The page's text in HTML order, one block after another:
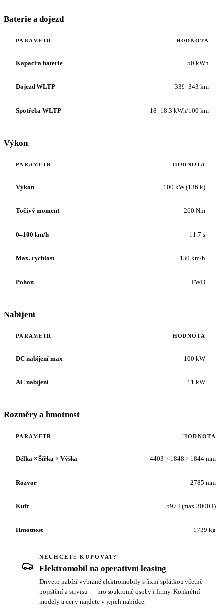
Baterie a dojezd
PARAMETR HODNOTA
Kapacita baterie 50 kWh
Dojezd WLTP 339–343 km
Spotřeba WLTP 18–18.3 kWh/100 km
Výkon
PARAMETR HODNOTA
Výkon 100 kW (136 k)
Točivý moment 260 Nm
0–100 km/h 11.7 s
Max. rychlost 130 km/h
Pohon FWD
Nabíjení
PARAMETR HODNOTA
DC nabíjení max 100 kW
AC nabíjení 11 kW
Rozměry a hmotnost
PARAMETR HODNOTA
Délka × Šířka × Výška 4403 × 1848 × 1844 mm
Rozvor 2785 mm
Kufr 597 l (max 3000 l)
Hmotnost 1739 kg
NECHCETE KUPOVAT?
Elektromobil na operativní leasing
Driveto nabízí vybrané elektromobily s fixní splátkou včetně
pojištění a servisu — pro soukromé osoby i firmy. Konkrétní
modely a ceny najdete v jejich nabídce.